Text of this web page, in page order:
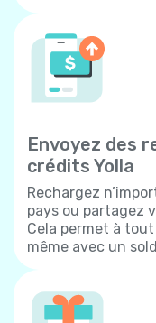
Envoyez des
crédits Yolla
Rechargez
pays ou partagez
Cela permet à
même avec un